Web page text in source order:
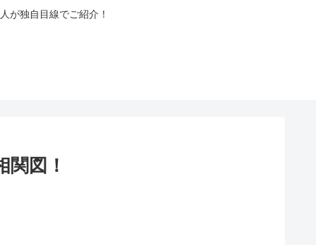
が独自目線でご紹介！
図！